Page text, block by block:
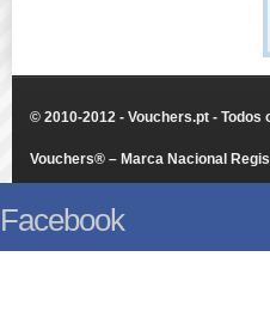
© 2010-2012 - Vouchers.pt -
Vouchers® – Marca Nacional
Facebook